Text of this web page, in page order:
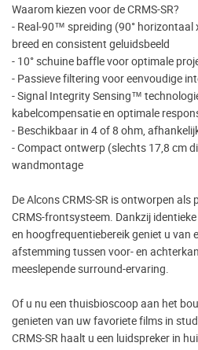
Waarom kiezen voor de CRMS-SR?
- Real-90™ spreiding (90° horizontaal
breed en consistent geluidsbeeld
- 10° schuine baffle voor optimale
- Passieve filtering voor eenvoudige
- Signal Integrity Sensing™
kabelcompensatie en optimale
- Beschikbaar in 4 of 8 ohm,
- Compact ontwerp (slechts 17,8 cm
wandmontage
De Alcons CRMS-SR is ontworpen
CRMS-frontsysteem. Dankzij
en hoogfrequentiebereik geniet u van
afstemming tussen voor- en
meeslepende surround-ervaring.
Of u nu een thuisbioscoop aan het
genieten van uw favoriete films in
CRMS-SR haalt u een luidspreker in